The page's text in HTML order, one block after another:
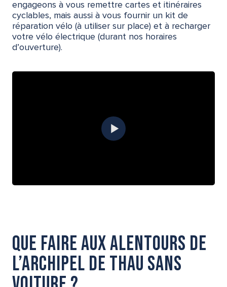
engageons à vous remettre cartes et itinéraires
cyclables, mais aussi à vous fournir un kit de
réparation vélo (à utiliser sur place) et à recharger
votre vélo électrique (durant nos horaires
d’ouverture).
Que faire aux alentours de
l’Archipel de Thau sans